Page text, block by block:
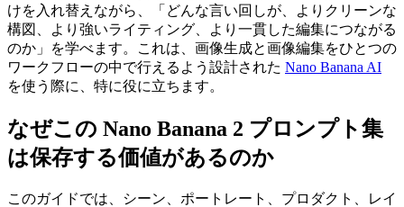
けを入れ替えながら、「どんな言い回しが、よりクリーンな
構図、より強いライティング、より一貫した編集につながる
のか」を学べます。これは、画像生成と画像編集をひとつの
ワークフローの中で行えるよう設計された Nano Banana AI
を使う際に、特に役に立ちます。
なぜこの Nano Banana 2 プロンプト集
は保存する価値があるのか
このガイドでは、シーン、ポートレート、プロダクト、レイ